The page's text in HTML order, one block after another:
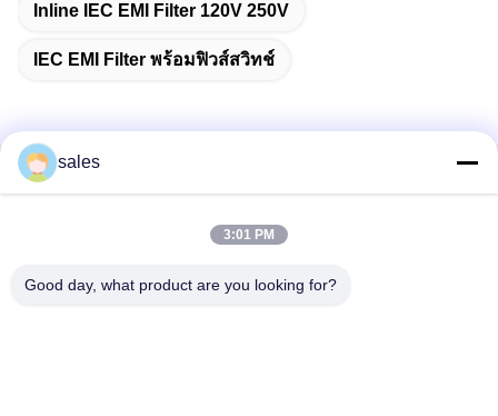
Inline IEC EMI Filter 120V 250V
IEC EMI Filter พร้อมฟิวส์สวิทช์
ติดต่อเร็ว
ห้อง 1301, บล็อก B, Rongchao New Times Plaza, สวน
sales
3:01 PM
Good day, what product are you looking for?